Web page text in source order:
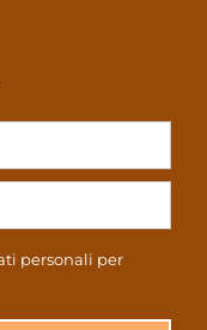
personali per